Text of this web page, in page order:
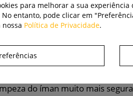
uma medalha de prata no
a nova carcaça pode ser
e facilidade.
do íman muito mais
para melhorar a sua experiência
No entanto, pode clicar em
Política de Privacidade.